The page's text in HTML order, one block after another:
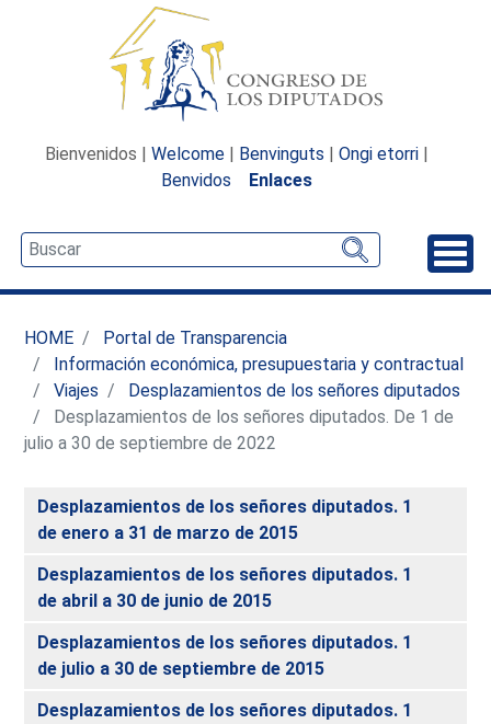
Bienvenidos | Welcome | Benvinguts | Ongi etorri |
Benvidos
Enlaces
HOME
Portal de Transparencia
Información económica, presupuestaria y contractual
Viajes
Desplazamientos de los señores diputados
Desplazamientos de los señores diputados. De 1 de
julio a 30 de septiembre de 2022
Desplazamientos de los señores diputados. 1
de enero a 31 de marzo de 2015
Desplazamientos de los señores diputados. 1
de abril a 30 de junio de 2015
Desplazamientos de los señores diputados. 1
de julio a 30 de septiembre de 2015
Desplazamientos de los señores diputados. 1